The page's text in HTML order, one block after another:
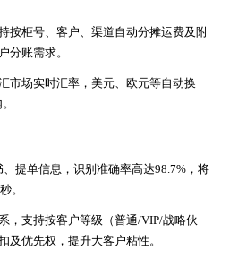
按柜号、客户、渠道自动分摊运费及附
分账需求。
市场实时汇率，美元、欧元等自动换
、提单信息，识别准确率高达98.7%，将
。
，支持按客户等级（普通/VIP/战略伙
及优先权，提升大客户粘性。